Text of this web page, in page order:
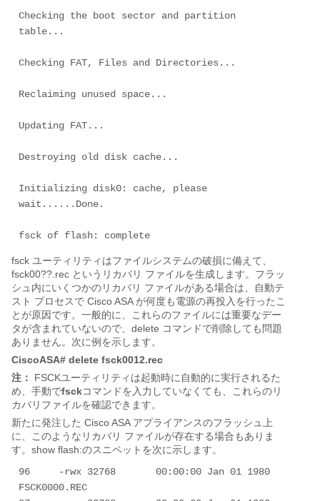
Checking the boot sector and partition
table...
Checking FAT, Files and Directories...
Reclaiming unused space...
Updating FAT...
Destroying old disk cache...
Initializing disk0: cache, please
wait......Done.
fsck of flash: complete
fsck ユーティリティはファイルシステムの破損に備えて、
fsck00??.rec というリカバリ ファイルを生成します。フラッ
シュ内にいくつかのリカバリ ファイルがある場合は、自動テ
スト プロセスで Cisco ASA が何度も電源の再投入を行ったこ
とが原因です。一般的に、これらのファイルには重要なデー
タが含まれていないので、delete コマンドで削除しても問題
ありません。次に例を示します。
CiscoASA# delete fsck0012.rec
注：
FSCKユーティリティは起動時に自動的に実行されるた
め、手動でfsckコマンドを入力していなくても、これらのリ
カバリファイルを確認できます。
新たに発注した Cisco ASA アプライアンスのフラッシュ上
に、このようなリカバリ ファイルが存在する場合もありま
す。 show flash:のスニペットを次に示します。
96     -rwx 32768       00:00:00 Jan 01 1980
FSCK0000.REC